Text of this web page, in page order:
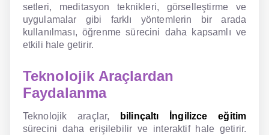
setleri, meditasyon teknikleri, görselleştirme ve
uygulamalar gibi farklı yöntemlerin bir arada
kullanılması, öğrenme sürecini daha kapsamlı ve
etkili hale getirir.
Teknolojik Araçlardan
Faydalanma
Teknolojik araçlar,
bilinçaltı İngilizce eğitim
sürecini daha erişilebilir ve interaktif hale getirir.